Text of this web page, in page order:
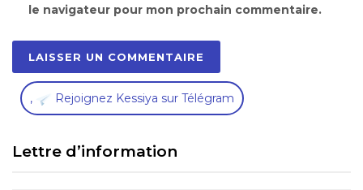
le navigateur pour mon prochain commentaire.
, Rejoignez Kessiya sur Télégram
Lettre d’information